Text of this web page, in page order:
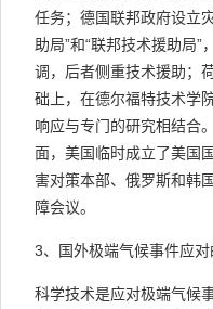
任务；德国联邦政府设立
助局”和“联邦技术援助局
调，后者侧重技术援助；
础上，在德尔福特技术学
响应与专门的研究相结合
面，美国临时成立了美国
害对策本部、俄罗斯和韩
障会议。
3、国外极端气候事件应
科学技术是应对极端气候